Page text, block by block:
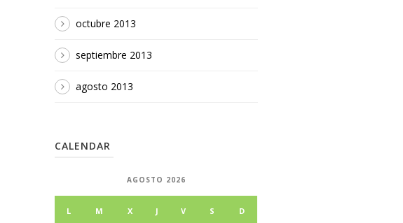
octubre 2013
septiembre 2013
agosto 2013
CALENDAR
AGOSTO 2026
L M X J V S D